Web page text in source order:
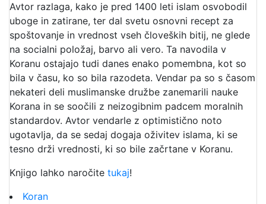
Avtor razlaga, kako je pred 1400 leti islam osvobodil
uboge in zatirane, ter dal svetu osnovni recept za
spoštovanje in vrednost vseh človeških bitij, ne glede
na socialni položaj, barvo ali vero. Ta navodila v
Koranu ostajajo tudi danes enako pomembna, kot so
bila v času, ko so bila razodeta. Vendar pa so s časom
nekateri deli muslimanske družbe zanemarili nauke
Korana in se soočili z neizogibnim padcem moralnih
standardov. Avtor vendarle z optimistično noto
ugotavlja, da se sedaj dogaja oživitev islama, ki se
tesno drži vrednosti, ki so bile začrtane v Koranu.
Knjigo lahko naročite tukaj!
Koran